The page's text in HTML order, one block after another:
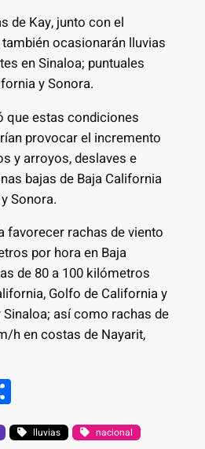
de Kay, junto con el
ocasionarán lluvias
en Sinaloa; puntuales
y Sonora.
que estas condiciones
provocar el incremento
y arroyos, deslaves e
bajas de Baja California
Sonora.
favorecer rachas de viento
por hora en Baja
de 80 a 100 kilómetros
Golfo de California y
así como rachas de
h en costas de Nayarit,
S
h lluvias nacional